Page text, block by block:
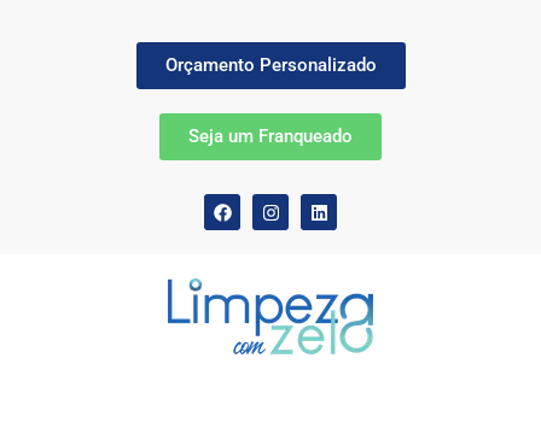
Orçamento Personalizado
Seja um Franqueado